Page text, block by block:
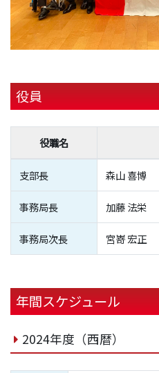
役員
役職名
支部長 森山 喜博
事務局長 加藤 法栄
事務局次長 宮嵜 宏正
年間スケジュール
2024年度（西暦）